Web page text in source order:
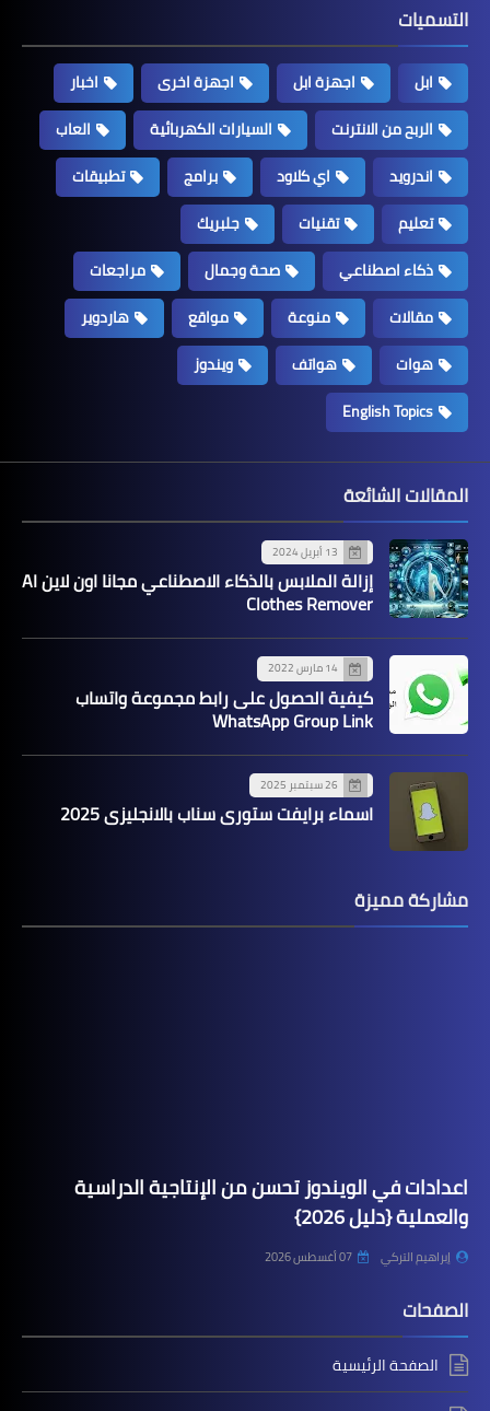
التسميات
ابل اجهزة ابل اجهزة اخرى
اخبار
الربح من الانترنت
السيارات الكهربائية
العاب
اندرويد
اي كلاود برامج
تطبيقات
تعليم
تقنيات
جلبريك
ذكاء اصطناعي
صحة وجمال
مراجعات
مقالات
منوعة مواقع
هاردوير
هوات
هواتف
ويندوز
English Topics
المقالات الشائعة
13 أبريل 2024
إزالة الملابس بالذكاء الاصطناعي مجانا اون لاين AI
Clothes Remover
14 مارس 2022
كيفية الحصول على رابط مجموعة واتساب
WhatsApp Group Link
26 سبتمبر 2025
اسماء برايفت ستوري سناب بالانجليزي 2025
مشاركة مميزة
اعدادات في الويندوز تحسن من الإنتاجية الدراسية
والعملية {دليل 2026}
إبراهيم التركي 07 أغسطس 2026
الصفحات
الصفحة الرئيسية